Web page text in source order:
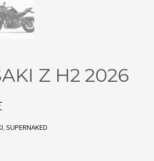
Z H2 2026
, SUPERNAKED